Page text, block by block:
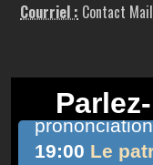
Courriel : Contact Mail